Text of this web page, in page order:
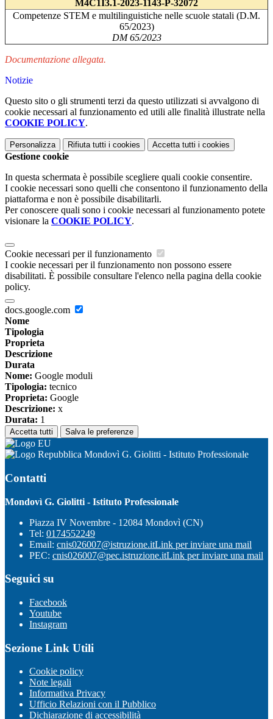
M4C1I3.1-2023-1143-P-32072
Competenze STEM e multilinguistiche nelle scuole statali (D.M.
65/2023)
DM 65/2023
Documentazione allegata.
Notizie
Questo sito o gli strumenti terzi da questo utilizzati si avvalgono di
cookie necessari al funzionamento ed utili alle finalità illustrate nella
COOKIE POLICY.
Personalizza Rifiuta tutti i cookies Accetta tutti i cookies
Gestione cookie
In questa schermata è possibile scegliere quali cookie consentire.
I cookie necessari sono quelli che consentono il funzionamento della
piattaforma e non è possibile disabilitarli.
Per conoscere quali sono i cookie necessari al funzionamento potete
visionare la COOKIE POLICY.
Cookie necessari per il funzionamento
I cookie necessari per il funzionamento non possono essere
disabilitati. È possibile consultare l'elenco nella pagina della cookie
policy.
docs.google.com
Nome
Tipologia
Proprieta
Descrizione
Durata
Nome: Google moduli
Tipologia: tecnico
Proprieta: Google
Descrizione: x
Durata: 1
Accetta tutti Salva le preferenze
Mondovì G. Giolitti - Istituto Professionale
Contatti
Mondovì G. Giolitti - Istituto Professionale
Piazza IV Novembre - 12084 Mondovì (CN)
Tel: 0174552249
Email: cnis026007@istruzione.itLink per inviare una mail
PEC: cnis026007@pec.istruzione.itLink per inviare una mail
Seguici su
Facebook
Youtube
Instagram
Sezione Link Utili
Cookie policy
Note legali
Informativa Privacy
Ufficio Relazioni con il Pubblico
Dichiarazione di accessibilità